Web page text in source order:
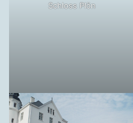
Schloss Plön